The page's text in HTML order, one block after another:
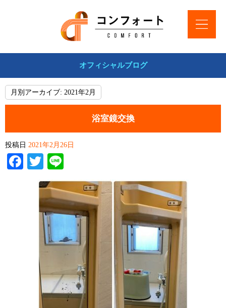
オフィシャルブログ
月別アーカイブ: 2021年2月
浴室鏡交換
投稿日 2021年2月26日
Facebook
Twitter